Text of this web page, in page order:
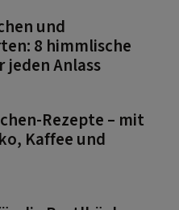
und
8 himmlische
jeden Anlass
Rezepte – mit
Kaffee und